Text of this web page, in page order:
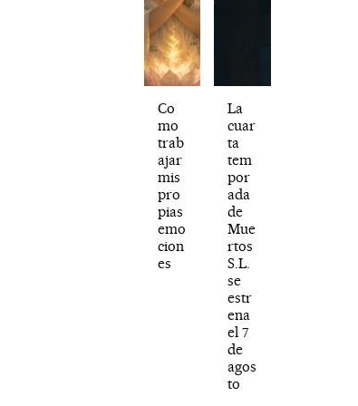
Co
mo
trab
ajar
mis
pro
pias
emo
cion
es
La
cuar
ta
tem
por
ada
de
Mue
rtos
S.L.
se
estr
ena
el 7
de
agos
to